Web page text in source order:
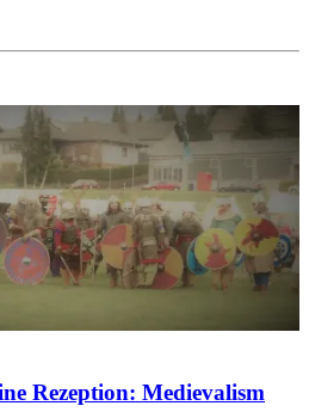
Rezeption: Medievalism